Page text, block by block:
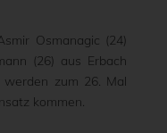
Osmanagic (24)
(26) aus Erbach
zum 26. Mal
kommen.